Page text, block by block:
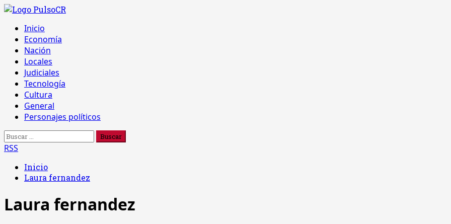
Saltar
contenido
Menú
principal
Inicio
Economía
Nación
Locales
Judiciales
Tecnología
Cultura
General
Personajes políticos
Buscar:
RSS
Inicio
Laura fernandez
Laura fernandez